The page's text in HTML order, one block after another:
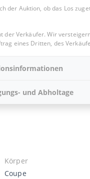
der Auktion, ob das Los
der Verkäufer. Wir
eines Dritten, des
und Abholtage
Körper
Coupe